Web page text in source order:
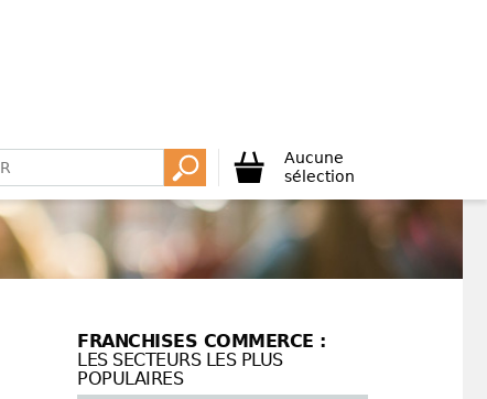
Aucune
sélection
FRANCHISES COMMERCE :
LES SECTEURS LES PLUS
POPULAIRES